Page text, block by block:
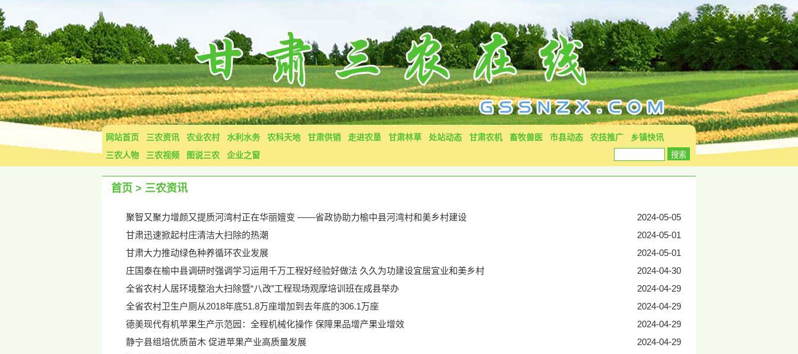
网站首页 三农资讯 农业农村 水利水务 农科天地 甘肃供销 走进农垦 甘肃林草 处站动态 甘肃农机 畜牧兽医 市县动态 农技推广
乡镇快讯
三农人物
三农视频 图说三农 企业之窗
首页 > 三农资讯
聚智又聚力增颜又提质河湾村正在华丽嬗变 ——省政协助力榆中县河湾村和美乡村建设
2024-05-05
甘肃迅速掀起村庄清洁大扫除的热潮
2024-05-01
甘肃大力推动绿色种养循环农业发展
2024-05-01
庄国泰在榆中县调研时强调学习运用千万工程好经验好做法 久久为功建设宜居宜业和美乡村
2024-04-30
全省农村人居环境整治大扫除暨“八改”工程现场观摩培训班在成县举办
2024-04-29
全省农村卫生户厕从2018年底51.8万座增加到去年底的306.1万座
2024-04-29
德美现代有机苹果生产示范园：全程机械化操作 保障果品增产果业增效
2024-04-29
静宁县组培优质苗木 促进苹果产业高质量发展
2024-04-29